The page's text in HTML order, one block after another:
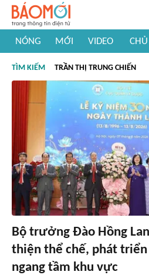
NÓNG MỚI VIDEO
#Khám phá thế giới
TÌM KIẾM TRẦN THỊ TRUNG CHIẾN
Bộ trưởng Đào Hồng
thiện thể chế, phát
ngang tầm khu vực